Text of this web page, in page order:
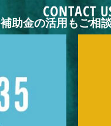
CONTACT
補助金の活用もご相